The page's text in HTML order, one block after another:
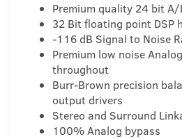
Premium quality 24 bit
32 Bit floating point DSP
-116 dB Signal to Noise
Premium low noise
throughout
Burr-Brown precision
output drivers
Stereo and Surround
100% Analog bypass